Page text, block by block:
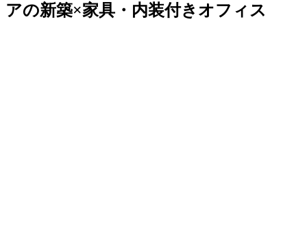
アの新築×家具・内装付きオフィス